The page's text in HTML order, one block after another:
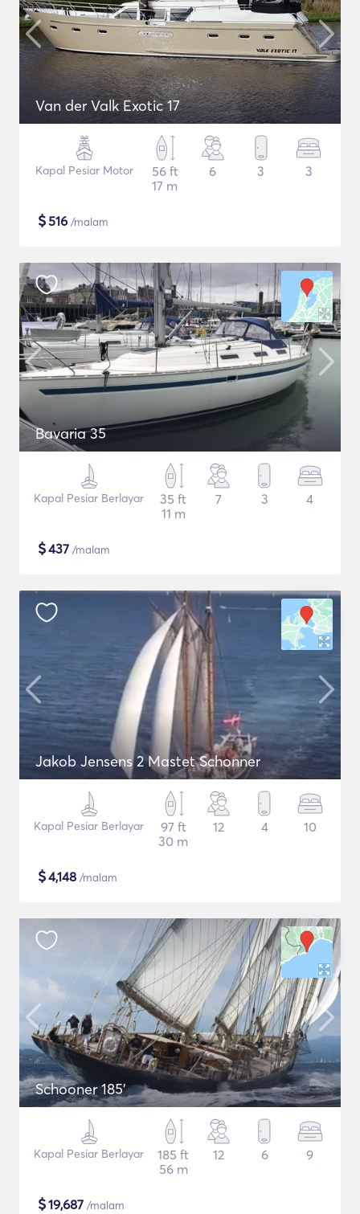
Van der Valk Exotic 17
Kapal Pesiar Motor
56 ft
17 m
6 3 3
$516 /malam
Bavaria 35
Kapal Pesiar Berlayar
35 ft
11 m
7 3 4
$437 /malam
Jakob Jensens 2 Mastet Schonner
Kapal Pesiar Berlayar
97 ft
30 m
12 4 10
$4,148 /malam
Schooner 185'
Kapal Pesiar Berlayar
185 ft
56 m
12 6 9
$19,687 /malam